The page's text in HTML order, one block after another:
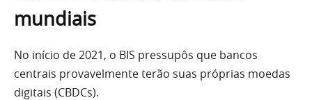
mundiais
No início de 2021, o BIS pressupôs que bancos
centrais provavelmente terão suas próprias moedas
digitais (CBDCs).